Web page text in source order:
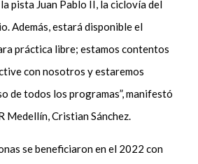
pista Juan Pablo II, la ciclovía del
Además, estará disponible el
práctica libre; estamos contentos
con nosotros y estaremos
de todos los programas”, manifestó
Medellín, Cristian Sánchez.
se beneficiaron en el 2022 con